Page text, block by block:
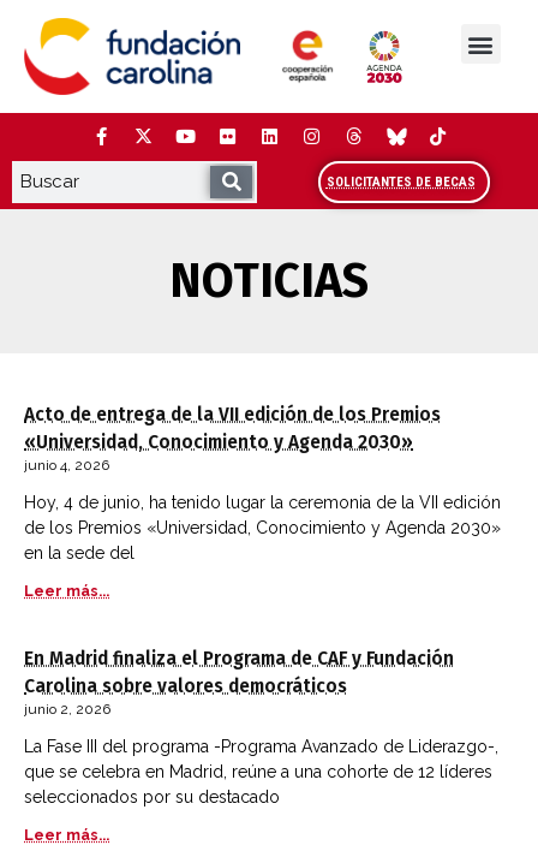
contenido
SOLICITANTES DE BECAS
NOTICIAS
Acto de entrega de la VII edición de los Premios
«Universidad, Conocimiento y Agenda 2030»
junio 4, 2026
Hoy, 4 de junio, ha tenido lugar la ceremonia de la VII edición
de los Premios «Universidad, Conocimiento y Agenda 2030»
en la sede del
Leer más...
En Madrid finaliza el Programa de CAF y Fundación
Carolina sobre valores democráticos
junio 2, 2026
La Fase III del programa -Programa Avanzado de Liderazgo-,
que se celebra en Madrid, reúne a una cohorte de 12 líderes
seleccionados por su destacado
Leer más...